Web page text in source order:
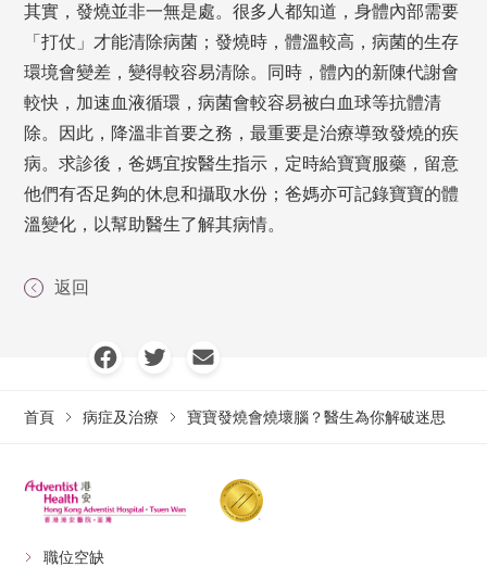
其實，發燒並非一無是處。很多人都知道，身體內部需要
「打仗」才能清除病菌；發燒時，體溫較高，病菌的生存
環境會變差，變得較容易清除。同時，體內的新陳代謝會
較快，加速血液循環，病菌會較容易被白血球等抗體清
除。因此，降溫非首要之務，最重要是治療導致發燒的疾
病。求診後，爸媽宜按醫生指示，定時給寶寶服藥，留意
他們有否足夠的休息和攝取水份；爸媽亦可記錄寶寶的體
溫變化，以幫助醫生了解其病情。
返回
首頁 病症及治療 寶寶發燒會燒壞腦？醫生為你解破迷思
職位空缺